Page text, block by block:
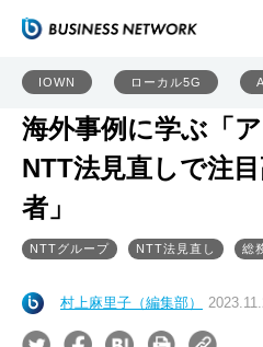
IOWN ローカル5G
海外事例に学ぶ「
NTT法見直しで注
者」
NTTグループ NTT法見直し 総
村上麻里子（編集部）